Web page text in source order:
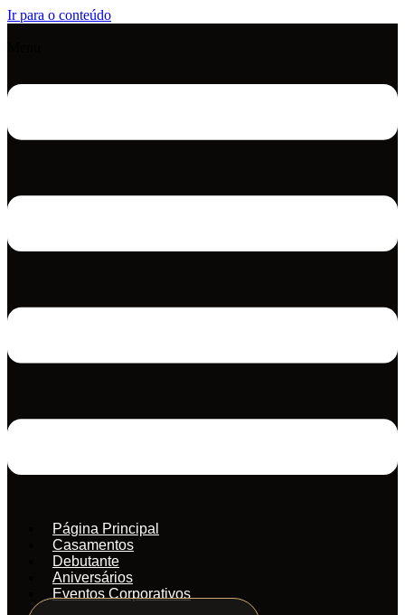
Ir para o conteúdo
Página Principal
Casamentos
Debutante
Aniversários
Eventos Corporativos